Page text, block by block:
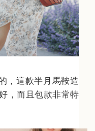
，這款半月馬鞍造
，而且包款非常特